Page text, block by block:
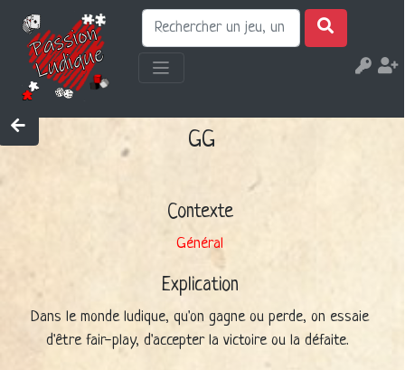
GG
Contexte
Général
Explication
Dans le monde ludique, qu'on gagne ou perde, on essaie
d'être fair-play, d'accepter la victoire ou la défaite.